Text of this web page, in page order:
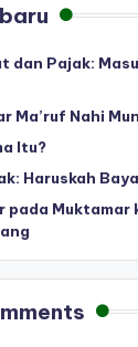
dan Pajak:
Ma’ruf Nahi
Itu?
Haruskah
pada